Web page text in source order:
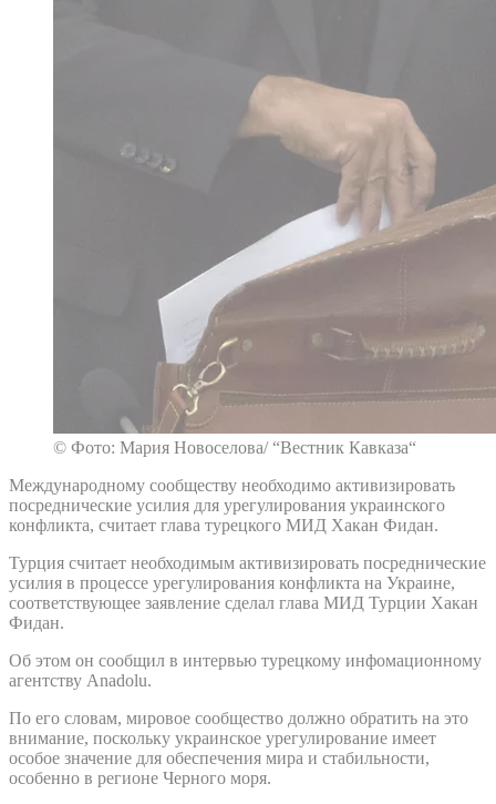
© Фото: Мария Новоселова/ “Вестник Кавказа“
Международному сообществу необходимо активизировать
посреднические усилия для урегулирования украинского
конфликта, считает глава турецкого МИД Хакан Фидан.
Турция считает необходимым активизировать посреднические
усилия в процессе урегулирования конфликта на Украине,
соответствующее заявление сделал глава МИД Турции Хакан
Фидан.
Об этом он сообщил в интервью турецкому инфомационному
агентству Anadolu.
По его словам, мировое сообщество должно обратить на это
внимание, поскольку украинское урегулирование имеет
особое значение для обеспечения мира и стабильности,
особенно в регионе Черного моря.